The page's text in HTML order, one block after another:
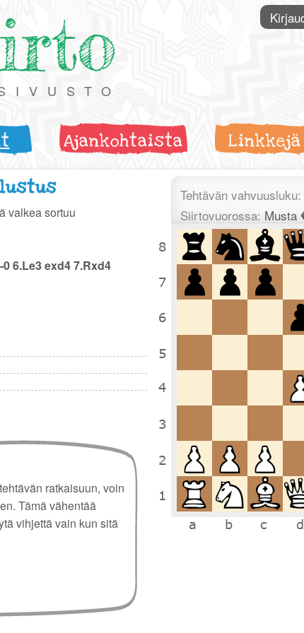
Ajankohtaista Linkkejä
valkea sortuu
6.Le3 exd4 7.Rxd4
ratkaisuun, voin
Tämä vähentää
vihjettä vain kun sitä
Tehtävän vahvuusluku:
Siirtovuorossa:Musta